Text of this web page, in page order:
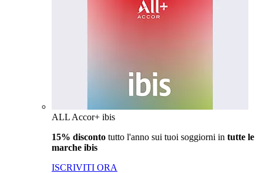
ALL Accor+ ibis
15% disconto tutto l'anno sui tuoi soggiorni in tutte le
marche ibis
ISCRIVITI ORA